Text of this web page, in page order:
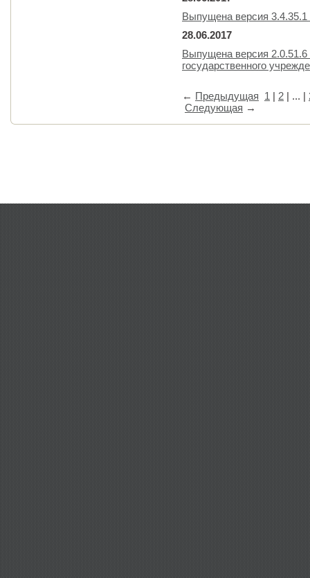
Выпущена версия
28.06.2017
Выпущена версия 2.0.51.6
государственного
← Предыдущая 1 | 2 | ... |
Следующая →